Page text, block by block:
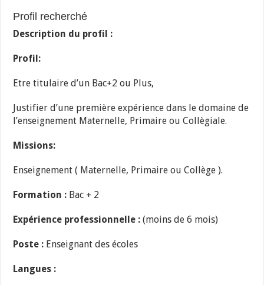
Profil recherché
Description du profil :
Profil:
Etre titulaire d’un Bac+2 ou Plus,
Justifier d’une première expérience dans le domaine de
l’enseignement Maternelle, Primaire ou Collègiale.
Missions:
Enseignement ( Maternelle, Primaire ou Collège ).
Formation : Bac + 2
Expérience professionnelle :(moins de 6 mois)
Poste : Enseignant des écoles
Langues :